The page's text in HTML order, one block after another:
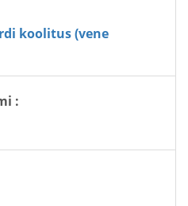
koolitus (vene
: